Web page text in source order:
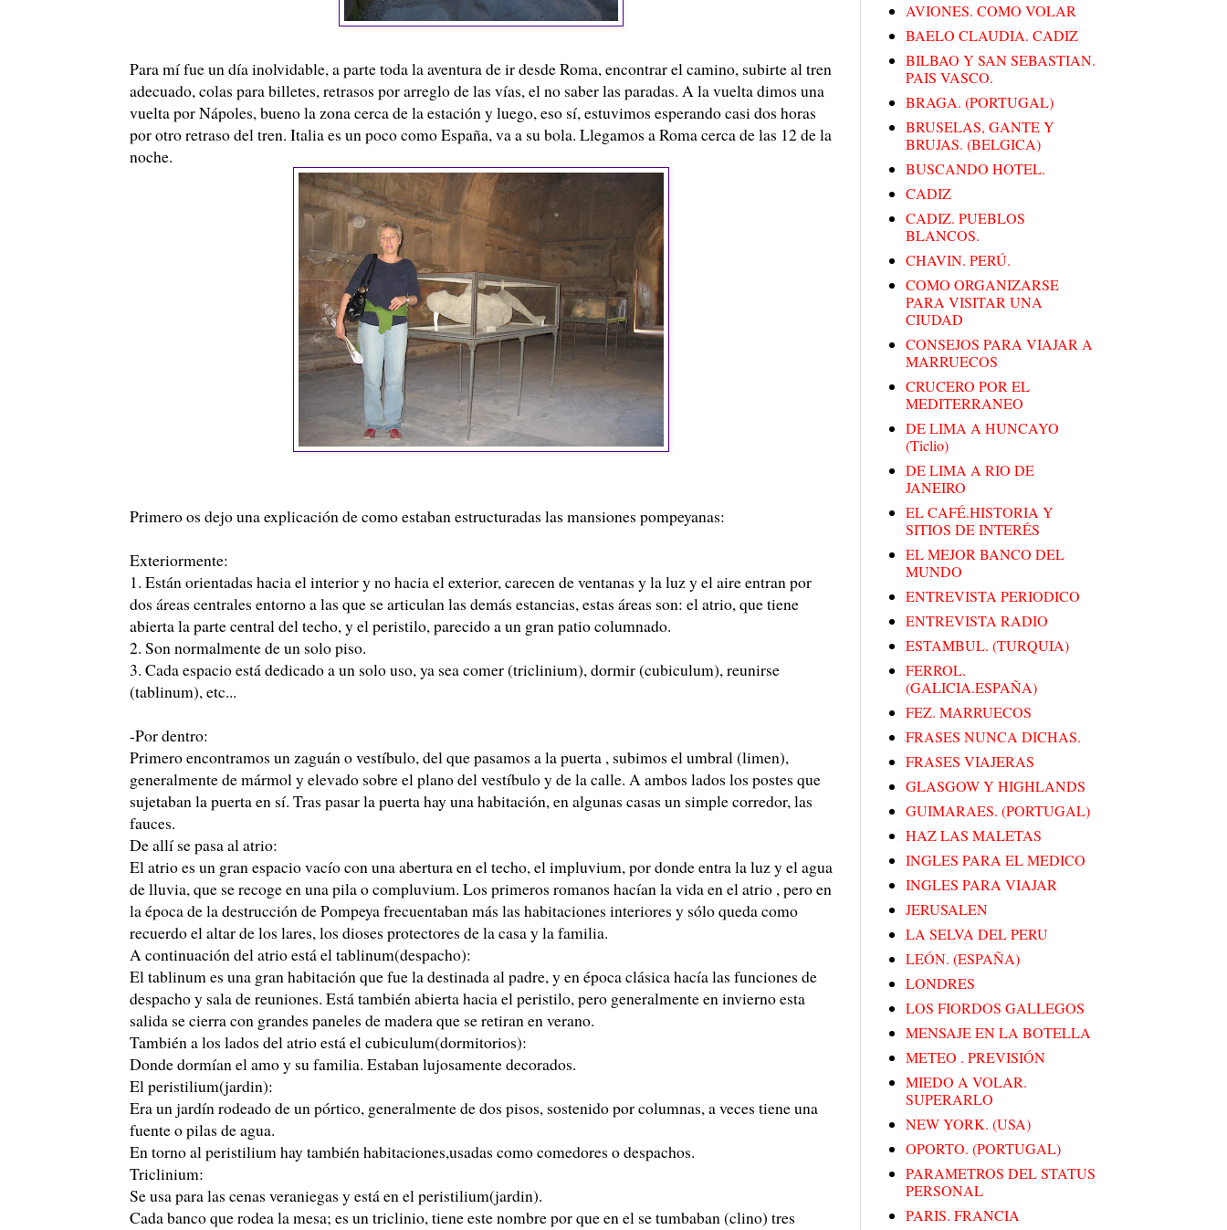
Para mí fue un día inolvidable, a parte toda la aventura de ir desde Roma, encontrar el camino, subirte al tren
adecuado, colas para billetes, retrasos por arreglo de las vías, el no saber las paradas. A la vuelta dimos una
vuelta por Nápoles, bueno la zona cerca de la estación y luego, eso sí, estuvimos esperando casi dos horas
por otro retraso del tren. Italia es un poco como España, va a su bola. Llegamos a Roma cerca de las 12 de la
noche.
Primero os dejo una explicación de como estaban estructuradas las mansiones pompeyanas:
Exteriormente:
1. Están orientadas hacia el interior y no hacia el exterior, carecen de ventanas y la luz y el aire entran por
dos áreas centrales entorno a las que se articulan las demás estancias, estas áreas son: el atrio, que tiene
abierta la parte central del techo, y el peristilo, parecido a un gran patio columnado.
2. Son normalmente de un solo piso.
3. Cada espacio está dedicado a un solo uso, ya sea comer (triclinium), dormir (cubiculum), reunirse
(tablinum), etc...
-Por dentro:
Primero encontramos un zaguán o vestíbulo, del que pasamos a la puerta , subimos el umbral (limen),
generalmente de mármol y elevado sobre el plano del vestíbulo y de la calle. A ambos lados los postes que
sujetaban la puerta en sí. Tras pasar la puerta hay una habitación, en algunas casas un simple corredor, las
fauces.
De allí se pasa al atrio:
El atrio es un gran espacio vacío con una abertura en el techo, el impluvium, por donde entra la luz y el agua
de lluvia, que se recoge en una pila o compluvium. Los primeros romanos hacían la vida en el atrio , pero en
la época de la destrucción de Pompeya frecuentaban más las habitaciones interiores y sólo queda como
recuerdo el altar de los lares, los dioses protectores de la casa y la familia.
A continuación del atrio está el tablinum(despacho):
El tablinum es una gran habitación que fue la destinada al padre, y en época clásica hacía las funciones de
despacho y sala de reuniones. Está también abierta hacia el peristilo, pero generalmente en invierno esta
salida se cierra con grandes paneles de madera que se retiran en verano.
También a los lados del atrio está el cubiculum(dormitorios):
Donde dormían el amo y su familia. Estaban lujosamente decorados.
El peristilium(jardin):
Era un jardín rodeado de un pórtico, generalmente de dos pisos, sostenido por columnas, a veces tiene una
fuente o pilas de agua.
En torno al peristilium hay también habitaciones,usadas como comedores o despachos.
Triclinium:
Se usa para las cenas veraniegas y está en el peristilium(jardin).
Cada banco que rodea la mesa; es un triclinio, tiene este nombre por que en el se tumbaban (clino) tres
AVIONES. COMO VOLAR
BAELO CLAUDIA. CADIZ
BILBAO Y SAN SEBASTIAN.
PAIS VASCO.
BRAGA. (PORTUGAL)
BRUSELAS, GANTE Y
BRUJAS. (BELGICA)
BUSCANDO HOTEL.
CADIZ
CADIZ. PUEBLOS
BLANCOS.
CHAVIN. PERÚ.
COMO ORGANIZARSE
PARA VISITAR UNA
CIUDAD
CONSEJOS PARA VIAJAR A
MARRUECOS
CRUCERO POR EL
MEDITERRANEO
DE LIMA A HUNCAYO
(Ticlio)
DE LIMA A RIO DE
JANEIRO
EL CAFÉ.HISTORIA Y
SITIOS DE INTERÉS
EL MEJOR BANCO DEL
MUNDO
ENTREVISTA PERIODICO
ENTREVISTA RADIO
ESTAMBUL. (TURQUIA)
FERROL.
(GALICIA.ESPAÑA)
FEZ. MARRUECOS
FRASES NUNCA DICHAS.
FRASES VIAJERAS
GLASGOW Y HIGHLANDS
GUIMARAES. (PORTUGAL)
HAZ LAS MALETAS
INGLES PARA EL MEDICO
INGLES PARA VIAJAR
JERUSALEN
LA SELVA DEL PERU
LEÓN. (ESPAÑA)
LONDRES
LOS FIORDOS GALLEGOS
MENSAJE EN LA BOTELLA
METEO . PREVISIÓN
MIEDO A VOLAR.
SUPERARLO
NEW YORK. (USA)
OPORTO. (PORTUGAL)
PARAMETROS DEL STATUS
PERSONAL
PARIS. FRANCIA